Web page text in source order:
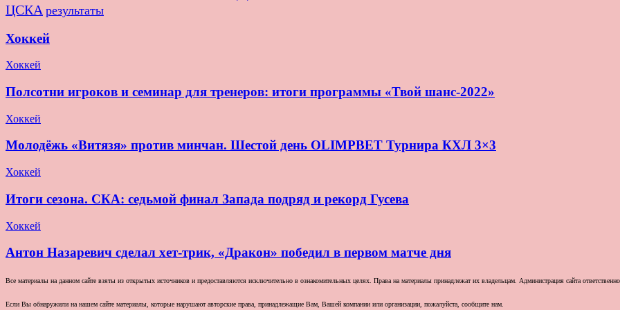
ЦСКА результаты
Хоккей
Хоккей
Полсотни игроков и семинар для тренеров: итоги программы «Твой шанс-2022»
Хоккей
Молодёжь «Витязя» против минчан. Шестой день OLIMPBET Турнира КХЛ 3×3
Хоккей
Итоги сезона. СКА: седьмой финал Запада подряд и рекорд Гусева
Хоккей
Антон Назаревич сделал хет-трик, «Дракон» победил в первом матче дня
Все материалы на данном сайте взяты из открытых источников и предоставляются исключительно в ознакомительных целях. Права на материалы принадлежат их владельцам. Администрация сайта
Если Вы обнаружили на нашем сайте материалы, которые нарушают авторские права, принадлежащие Вам, Вашей компании или организации, пожалуйста, сообщите нам.